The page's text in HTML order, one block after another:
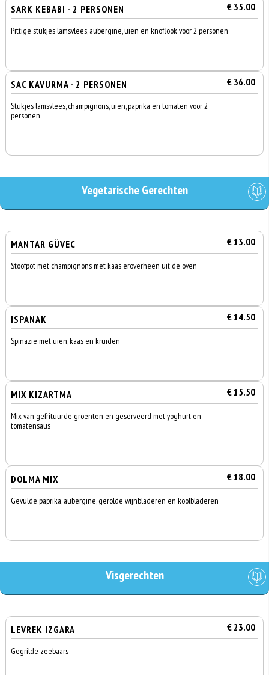
SARK KEBABI - 2 PERSONEN € 35.00
Pittige stukjes lamsvlees, aubergine, uien en knoflook voor 2 personen
SAC KAVURMA - 2 PERSONEN € 36.00
Stukjes lamsvlees, champignons, uien, paprika en tomaten voor 2
personen
Vegetarische Gerechten
MANTAR GÜVEC € 13.00
Stoofpot met champignons met kaas eroverheen uit de oven
ISPANAK € 14.50
Spinazie met uien, kaas en kruiden
MIX KIZARTMA € 15.50
Mix van gefrituurde groenten en geserveerd met yoghurt en
tomatensaus
DOLMA MIX € 18.00
Gevulde paprika, aubergine, gerolde wijnbladeren en koolbladeren
Visgerechten
LEVREK IZGARA € 23.00
Gegrilde zeebaars